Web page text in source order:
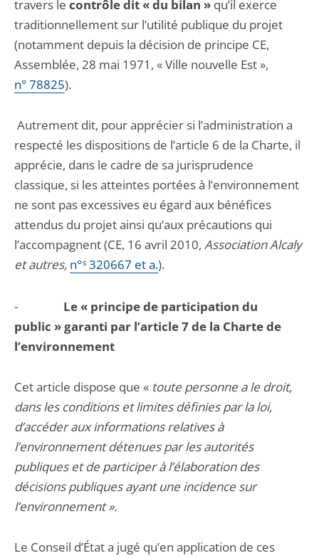
travers le contrôle dit « du bilan » qu’il exerce
traditionnellement sur l’utilité publique du projet
(notamment depuis la décision de principe CE,
Assemblée, 28 mai 1971, « Ville nouvelle Est »,
n° 78825).
Autrement dit, pour apprécier si l’administration a
respecté les dispositions de l’article 6 de la Charte, il
apprécie, dans le cadre de sa jurisprudence
classique, si les atteintes portées à l’environnement
ne sont pas excessives eu égard aux bénéfices
attendus du projet ainsi qu’aux précautions qui
l’accompagnent (CE, 16 avril 2010, Association Alcaly
et autres, n°s320667 et a.).
- Le « principe de participation du
public » garanti par l’article 7 de la Charte de
l’environnement
Cet article dispose que « toute personne a le droit,
dans les conditions et limites définies par la loi,
d’accéder aux informations relatives à
l’environnement détenues par les autorités
publiques et de participer à l’élaboration des
décisions publiques ayant une incidence sur
l’environnement ».
Le Conseil d’État a jugé qu’en application de ces